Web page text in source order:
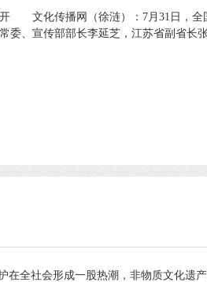
文化传播网（徐涟）：7月31日，全
委、宣传部部长李延芝，江苏省副省长
全社会形成一股热潮，非物质文化遗